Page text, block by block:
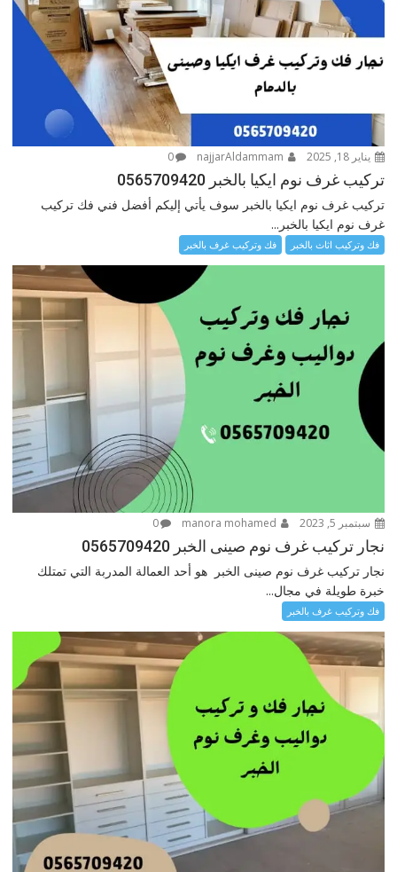
يناير 18, 2025 0
تركيب غرف نوم ايكيا بالخبر 0565709420
تركيب غرف نوم ايكيا بالخبر سوف يأتي إليكم أفضل فني فك تركيب
غرف نوم ايكيا بالخبر...
فك وتركيب اثاث بالخبر فك وتركيب غرف بالخبر
سبتمبر 5, 2023 0
نجار تركيب غرف نوم صينى الخبر 0565709420
نجار تركيب غرف نوم صينى الخبر هو أحد العمالة المدربة التي تمتلك
خبرة طويلة في مجال...
فك وتركيب غرف بالخبر